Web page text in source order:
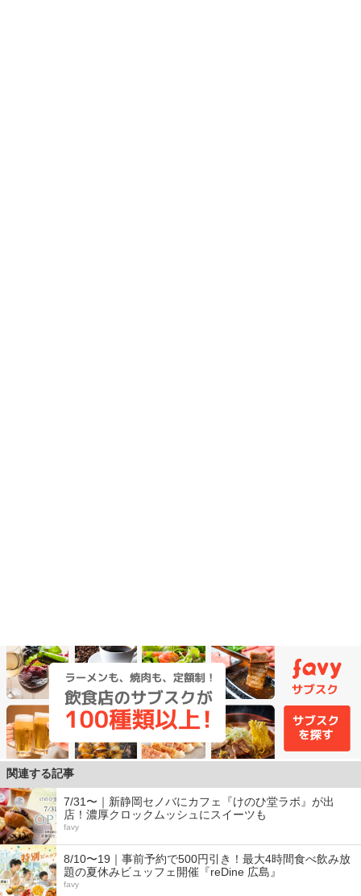
関連する記事
7/31〜｜新静岡セノバにカフェ『けのひ堂ラボ』が出
店！濃厚クロックムッシュにスイーツも
favy
8/10〜19｜事前予約で500円引き！最大4時間食べ飲み放
題の夏休みビュッフェ開催『reDine 広島』
favy